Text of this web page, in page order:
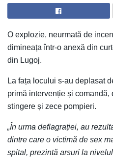
O explozie, neurmată de
dimineața într-o anexă din
din Lugoj.
La fața locului s-au deplasat
primă intervenție și
stingere și zece pompieri.
„În urma deflagrației, au
dintre care o victimă de sex
spital, prezintă arsuri la